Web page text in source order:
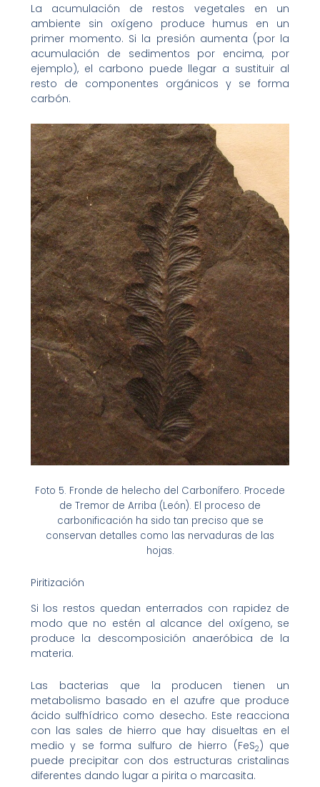
La acumulación de restos vegetales en un
ambiente sin oxígeno produce humus en un
primer momento. Si la presión aumenta (por la
acumulación de sedimentos por encima, por
ejemplo), el carbono puede llegar a sustituir al
resto de componentes orgánicos y se forma
carbón.
Foto 5. Fronde de helecho del Carbonífero. Procede
de Tremor de Arriba (León). El proceso de
carbonificación ha sido tan preciso que se
conservan detalles como las nervaduras de las
hojas.
Piritización
Si los restos quedan enterrados con rapidez de
modo que no estén al alcance del oxígeno, se
produce la descomposición anaeróbica de la
materia.
Las bacterias que la producen tienen un
metabolismo basado en el azufre que produce
ácido sulfhídrico como desecho. Este reacciona
con las sales de hierro que hay disueltas en el
medio y se forma sulfuro de hierro (FeS2 ) que
puede precipitar con dos estructuras cristalinas
diferentes dando lugar a pirita o marcasita.